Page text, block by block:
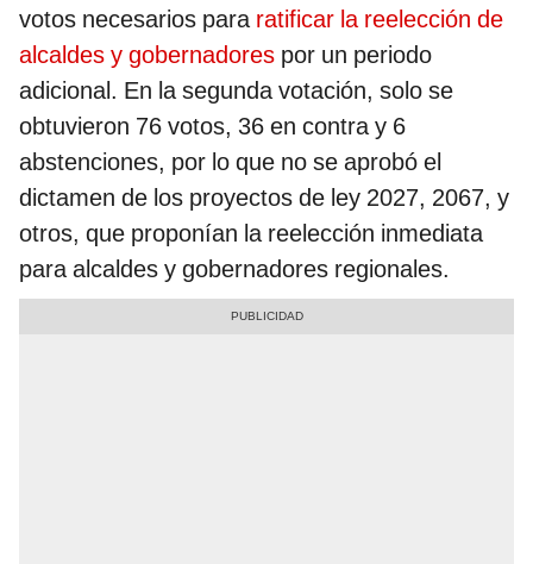
votos necesarios pararatificar la reelección de
alcaldes y gobernadores por un periodo
adicional. En la segunda votación, solo se
obtuvieron 76 votos, 36 en contra y 6
abstenciones, por lo que no se aprobó el
dictamen de los proyectos de ley 2027, 2067, y
otros, que proponían la reelección inmediata
para alcaldes y gobernadores regionales.